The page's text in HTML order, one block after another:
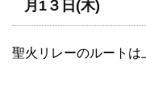
月1３日(木)
聖火リレーのルートは